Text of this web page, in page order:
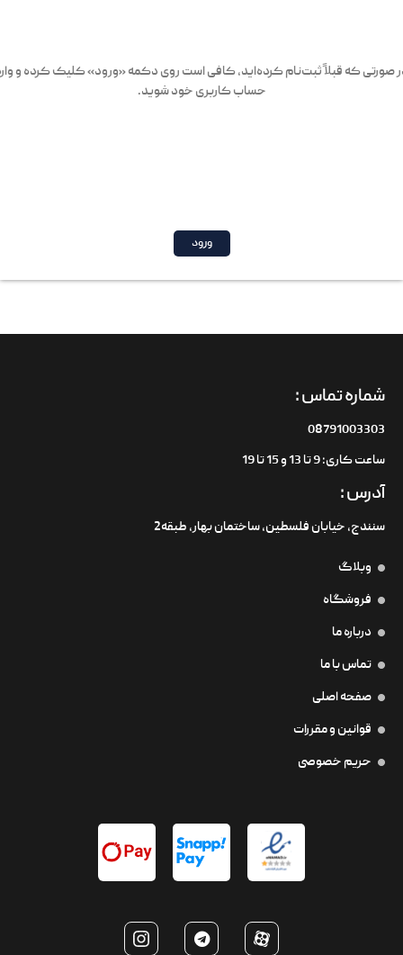
صورتی که قبلاً ثبت‌نام کرده‌اید، کافی است روی دکمه «ورود» کلیک کرده و
حساب کاربری خود شوید.
ورود
شماره تماس :
08791003303
ساعت کاری: 9 تا 13 و 15 تا 19
آدرس :
سنندج، خیابان فلسطین،‌ ساختمان بهار، طبقه2
وبلاگ
فروشگاه
درباره ما
تماس با ما
صفحه اصلی
قوانین و مقررات
حریم خصوصی